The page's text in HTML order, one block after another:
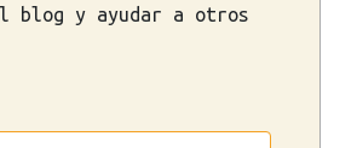
blog y ayudar a otros